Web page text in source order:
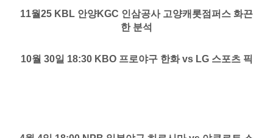
11월25 KBL 안양KGC 인삼공사 고양캐롯점퍼스 화끈
한 분석
10월 30일 18:30 KBO 프로야구 한화 vs LG 스포츠 픽